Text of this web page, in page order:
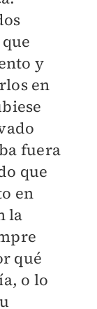
y
en
fuera
que
en
la
qué
o lo